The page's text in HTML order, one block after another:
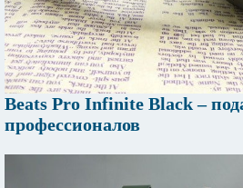
Beats Pro Infinite Black –
профессионалов